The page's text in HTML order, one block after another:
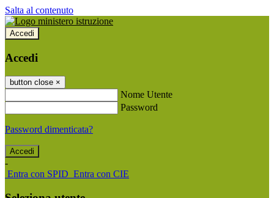
Salta al contenuto
Accedi
Accedi
button close ×
Nome Utente
Password
Password dimenticata?
-
Entra con SPID Entra con CIE